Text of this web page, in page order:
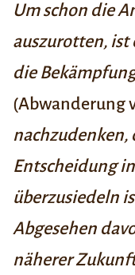
Um schon die
auszurotten, ist
die
(Abwanderung
nachzudenken,
Entscheidung
überzusiedeln
Abgesehen
näherer